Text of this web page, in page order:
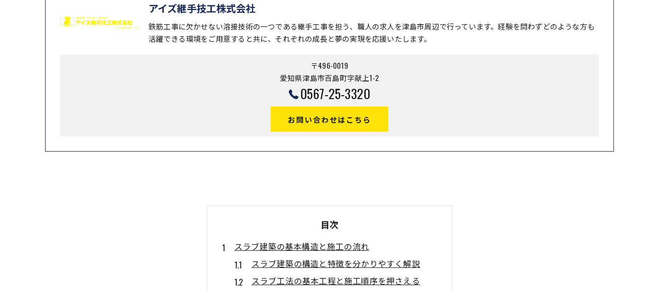
アイズ継手技工株式会社
鉄筋工事に欠かせない溶接技術の一つである継手工事を担う、職人の求人を津島市周辺で行っています。経験を問わずどのような方も
活躍できる環境をご用意すると共に、それぞれの成長と夢の実現を応援いたします。
〒496-0019
愛知県津島市百島町字献上1-2
0567-25-3320
お問い合わせはこちら
目次
スラブ建築の基本構造と施工の流れ
スラブ建築の構造と特徴を分かりやすく解説
スラブ工法の基本工程と施工順序を押さえる